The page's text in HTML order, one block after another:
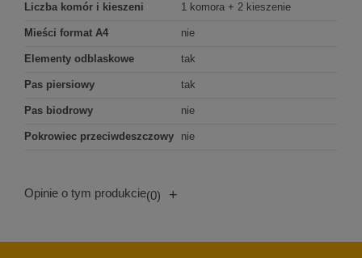
Liczba komór i kieszeni 1 komora + 2 kieszenie
Mieści format A4 nie
Elementy odblaskowe tak
Pas piersiowy tak
Pas biodrowy nie
Pokrowiec przeciwdeszczowy nie
Opinie o tym produkcie(0) +